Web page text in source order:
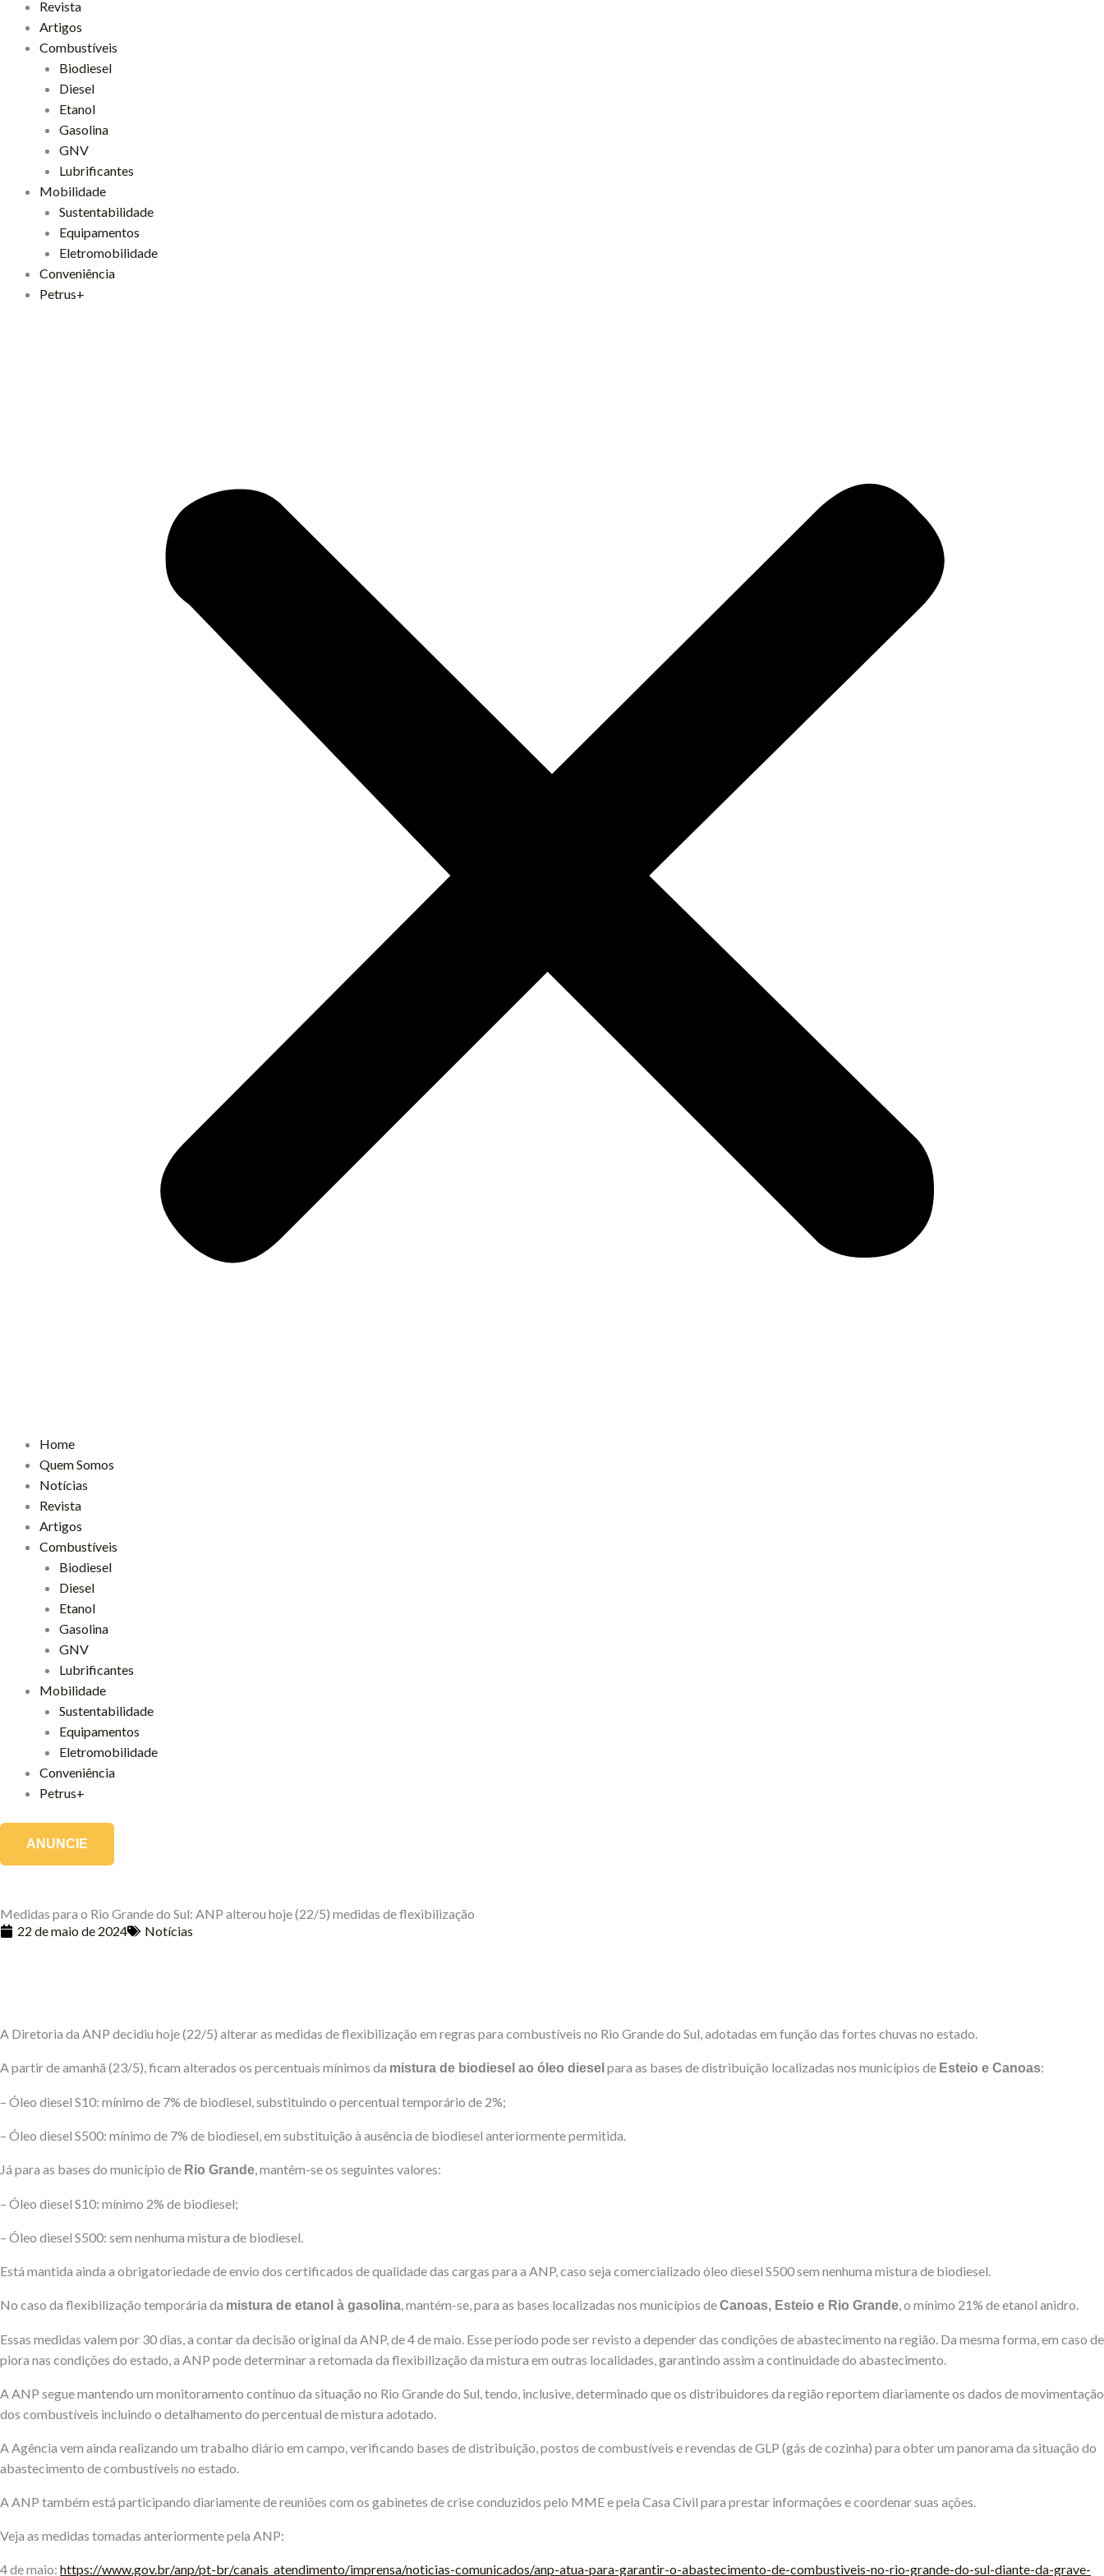
Revista
Artigos
Combustíveis
Biodiesel
Diesel
Etanol
Gasolina
GNV
Lubrificantes
Mobilidade
Sustentabilidade
Equipamentos
Eletromobilidade
Conveniência
Petrus+
Home
Quem Somos
Notícias
Revista
Artigos
Combustíveis
Biodiesel
Diesel
Etanol
Gasolina
GNV
Lubrificantes
Mobilidade
Sustentabilidade
Equipamentos
Eletromobilidade
Conveniência
Petrus+
ANUNCIE
Medidas para o Rio Grande do Sul: ANP alterou hoje (22/5) medidas de flexibilização
22 de maio de 2024
Notícias
A Diretoria da ANP decidiu hoje (22/5) alterar as medidas de flexibilização em regras para combustíveis no Rio Grande do Sul, adotadas em função das fortes chuvas no estado.
A partir de amanhã (23/5), ficam alterados os percentuais mínimos da mistura de biodiesel ao óleo diesel para as bases de distribuição localizadas nos municípios de Esteio e Canoas:
– Óleo diesel S10: mínimo de 7% de biodiesel, substituindo o percentual temporário de 2%;
– Óleo diesel S500: mínimo de 7% de biodiesel, em substituição à ausência de biodiesel anteriormente permitida.
Já para as bases do município de Rio Grande, mantêm-se os seguintes valores:
– Óleo diesel S10: mínimo 2% de biodiesel;
– Óleo diesel S500: sem nenhuma mistura de biodiesel.
Está mantida ainda a obrigatoriedade de envio dos certificados de qualidade das cargas para a ANP, caso seja comercializado óleo diesel S500 sem nenhuma mistura de biodiesel.
No caso da flexibilização temporária da mistura de etanol à gasolina, mantém-se, para as bases localizadas nos municípios deCanoas, Esteio e Rio Grande, o mínimo 21% de etanol anidro.
Essas medidas valem por 30 dias, a contar da decisão original da ANP, de 4 de maio. Esse período pode ser revisto a depender das condições de abastecimento na região. Da mesma forma, em caso de
piora nas condições do estado, a ANP pode determinar a retomada da flexibilização da mistura em outras localidades, garantindo assim a continuidade do abastecimento.
A ANP segue mantendo um monitoramento contínuo da situação no Rio Grande do Sul, tendo, inclusive, determinado que os distribuidores da região reportem diariamente os dados de movimentação
dos combustíveis incluindo o detalhamento do percentual de mistura adotado.
A Agência vem ainda realizando um trabalho diário em campo, verificando bases de distribuição, postos de combustíveis e revendas de GLP (gás de cozinha) para obter um panorama da situação do
abastecimento de combustíveis no estado.
A ANP também está participando diariamente de reuniões com os gabinetes de crise conduzidos pelo MME e pela Casa Civil para prestar informações e coordenar suas ações.
Veja as medidas tomadas anteriormente pela ANP:
4 de maio: https://www.gov.br/anp/pt-br/canais_atendimento/imprensa/noticias-comunicados/anp-atua-para-garantir-o-abastecimento-de-combustiveis-no-rio-grande-do-sul-diante-da-grave-